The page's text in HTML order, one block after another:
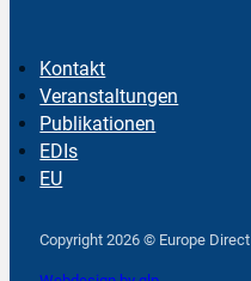
Kontakt
Veranstaltungen
Publikationen
EDIs
EU
Copyright 2026 © Europe Direct